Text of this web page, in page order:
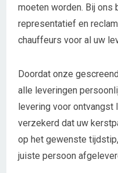
moeten worden. Bij ons
representatief en
chauffeurs voor al uw
Doordat onze
alle leveringen
levering voor ontvangst
verzekerd dat uw
op het gewenste
juiste persoon